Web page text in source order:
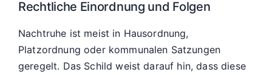
Rechtliche Einordnung und Folgen
Nachtruhe ist meist in Hausordnung,
Platzordnung oder kommunalen Satzungen
geregelt. Das Schild weist darauf hin, dass diese